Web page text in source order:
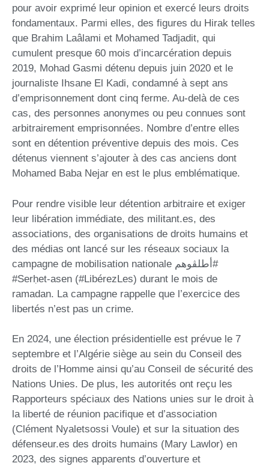
pour avoir exprimé leur opinion et exercé leurs droits
fondamentaux. Parmi elles, des figures du Hirak telles
que Brahim Laâlami et Mohamed Tadjadit, qui
cumulent presque 60 mois d’incarcération depuis
2019, Mohad Gasmi détenu depuis juin 2020 et le
journaliste Ihsane El Kadi, condamné à sept ans
d’emprisonnement dont cinq ferme. Au-delà de ces
cas, des personnes anonymes ou peu connues sont
arbitrairement emprisonnées. Nombre d’entre elles
sont en détention préventive depuis des mois. Ces
détenus viennent s’ajouter à des cas anciens dont
Mohamed Baba Nejar en est le plus emblématique.
Pour rendre visible leur détention arbitraire et exiger
leur libération immédiate, des militant.es, des
associations, des organisations de droits humains et
des médias ont lancé sur les réseaux sociaux la
campagne de mobilisation nationale أطلڤوهم#
#Serḥet-asen (#LibérezLes) durant le mois de
ramadan. La campagne rappelle que l’exercice des
libertés n’est pas un crime.
En 2024, une élection présidentielle est prévue le 7
septembre et l’Algérie siège au sein du Conseil des
droits de l’Homme ainsi qu’au Conseil de sécurité des
Nations Unies. De plus, les autorités ont reçu les
Rapporteurs spéciaux des Nations unies sur le droit à
la liberté de réunion pacifique et d’association
(Clément Nyaletsossi Voule) et sur la situation des
défenseur.es des droits humains (Mary Lawlor) en
2023, des signes apparents d’ouverture et